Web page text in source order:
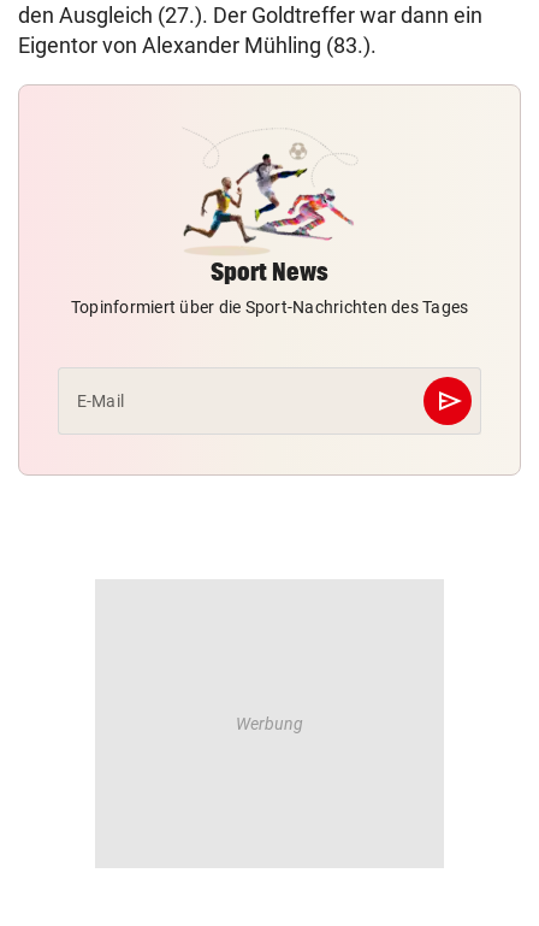
den Ausgleich (27.). Der Goldtreffer war dann ein
Eigentor von Alexander Mühling (83.).
Sport News
Topinformiert über die Sport-Nachrichten des Tages
E-Mail send
Abschicken